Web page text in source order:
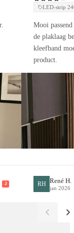
zelf te
J
LED-strip
Mooi
de plaklaag
kleefband
product.
RH René H.
jan 2026